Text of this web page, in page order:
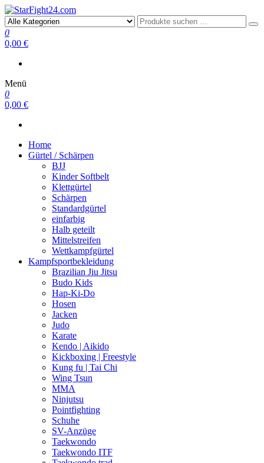
StarFight24.com
Kampfsportartikel
0
0,00 €
Menü
0
0,00 €
Home
Gürtel / Schärpen
BJJ
Kinder Softbelt
Klettgürtel
Schärpen
Standardgürtel
einfarbig
Halb geteilt
Mittelstreifen
Wettkampfgürtel
Kampfsportbekleidung
Brazilian Jiu Jitsu
Budo Kids
Hap-Ki-Do
Hosen
Jacken
Judo
Karate
Kendo | Aikido
Kickboxing | Freestyle
Kung fu | Tai Chi
Wing Tsun
MMA
Ninjutsu
Pointfighting
Schuhe
SV-Anzüge
Taekwondo
Taekwondo ITF